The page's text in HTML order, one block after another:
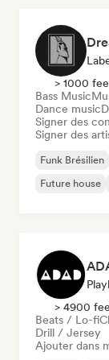
> 1000
Bass Music
Dance music
Signer des
Signer des
Funk Brésilien
Future house
> 4900
Beats / Lo-fi
Drill / Jersey
Ajouter dans